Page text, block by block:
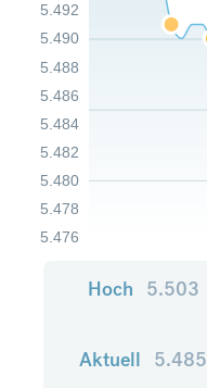
5.476
5.478
5.480
5.482
5.484
5.486
5.488
5.490
5.492
Hoch 5.503
Aktuell 5.485